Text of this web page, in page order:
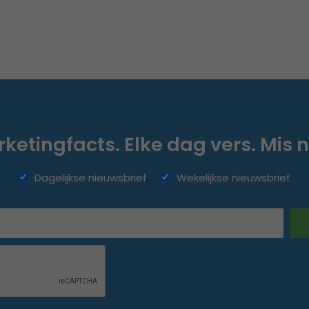
Elke dag vers. Mis
Dagelijkse nieuwsbrief Wekelijkse nieuwsbrief